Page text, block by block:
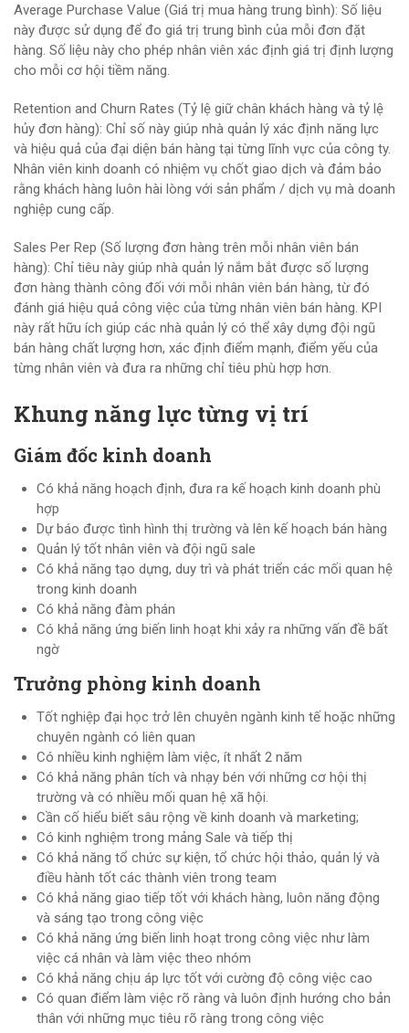
Average Purchase Value (Giá trị mua hàng trung bình): Số liệu
này được sử dụng để đo giá trị trung bình của mỗi đơn đặt
hàng. Số liệu này cho phép nhân viên xác định giá trị định lượng
cho mỗi cơ hội tiềm năng.
Retention and Churn Rates (Tỷ lệ giữ chân khách hàng và tỷ lệ
hủy đơn hàng): Chỉ số này giúp nhà quản lý xác định năng lực
và hiệu quả của đại diện bán hàng tại từng lĩnh vực của công ty.
Nhân viên kinh doanh có nhiệm vụ chốt giao dịch và đảm bảo
rằng khách hàng luôn hài lòng với sản phẩm / dịch vụ mà doanh
nghiệp cung cấp.
Sales Per Rep (Số lượng đơn hàng trên mỗi nhân viên bán
hàng): Chỉ tiêu này giúp nhà quản lý nắm bắt được số lượng
đơn hàng thành công đối với mỗi nhân viên bán hàng, từ đó
đánh giá hiệu quả công việc của từng nhân viên bán hàng. KPI
này rất hữu ích giúp các nhà quản lý có thể xây dựng đội ngũ
bán hàng chất lượng hơn, xác định điểm mạnh, điểm yếu của
từng nhân viên và đưa ra những chỉ tiêu phù hợp hơn.
Khung năng lực từng vị trí
Giám đốc kinh doanh
Có khả năng hoạch định, đưa ra kế hoạch kinh doanh phù
hợp
Dự báo được tình hình thị trường và lên kế hoạch bán hàng
Quản lý tốt nhân viên và đội ngũ sale
Có khả năng tạo dựng, duy trì và phát triển các mối quan hệ
trong kinh doanh
Có khả năng đàm phán
Có khả năng ứng biến linh hoạt khi xảy ra những vấn đề bất
ngờ
Trưởng phòng kinh doanh
Tốt nghiệp đại học trở lên chuyên ngành kinh tế hoặc những
chuyên ngành có liên quan
Có nhiều kinh nghiệm làm việc, ít nhất 2 năm
Có khả năng phân tích và nhạy bén với những cơ hội thị
trường và có nhiều mối quan hệ xã hội.
Cần cố hiểu biết sâu rộng về kinh doanh và marketing;
Có kinh nghiệm trong mảng Sale và tiếp thị
Có khả năng tổ chức sự kiện, tổ chức hội thảo, quản lý và
điều hành tốt các thành viên trong team
Có khả năng giao tiếp tốt với khách hàng, luôn năng động
và sáng tạo trong công việc
Có khả năng ứng biến linh hoạt trong công việc như làm
việc cá nhân và làm việc theo nhóm
Có khả năng chịu áp lực tốt với cường độ công việc cao
Có quan điểm làm việc rõ ràng và luôn định hướng cho bản
thân với những mục tiêu rõ ràng trong công việc